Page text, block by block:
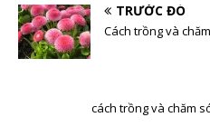
TRƯỚC ĐÓ
Cách trồng và
cách trồng và chăm